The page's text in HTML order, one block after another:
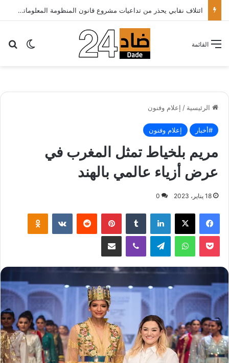
ائتلاف نقابي يحذر من تداعيات مشروع قانون المنظومة المعلوماتية الصحية ويدعو الحكومة إلى إعادة النظر فيه..
الوضع القائمة
الرئيسية / إعلام وفنون
#أخبار إعلام وفنون
مريم بلخياط تمثل المغرب في
عرض أزياء عالمي بالهند
18 يناير، 2023 0
لينكدإن بينتيريست
‫Pocket واتساب تيلقرام ڤايبر مشاركة عبر البريد